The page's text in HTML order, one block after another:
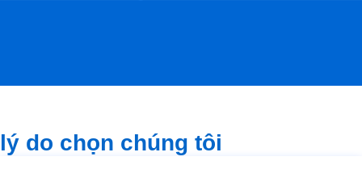
lý do chọn chúng tôi